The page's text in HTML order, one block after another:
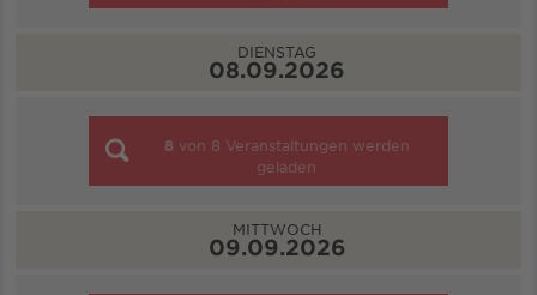
DIENSTAG
08.09.2026
8 von 8 Veranstaltungen werden
geladen
MITTWOCH
09.09.2026